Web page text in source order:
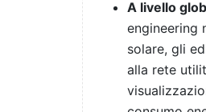
A livello
engineering
solare, gli
alla rete